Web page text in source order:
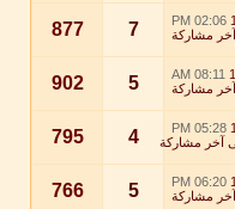
02:06 PM
7
877
08:11 AM
5
902
05:28 PM
4
795
06:20 PM
5
766